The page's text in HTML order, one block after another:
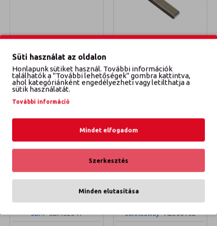
Jonnesway P7602
HAJLÍTOTT 45° FÓGÓ
11 025 Ft
KOSÁRBA TESZEM
062141
990 Ft
JBM JBM52541 Jonnesway AE300152
Süti használat az oldalon
Honlapunk sütiket használ. További információk
találhatók a "További lehetőségek" gombra kattintva,
ahol kategóriánként engedélyezheti vagy letilthatja a
sütik használatát.
További információ
Mindet elfogadom
Szerkesztés
Minden elutasítása